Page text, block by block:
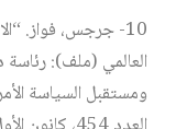
10- جرجس، فواز.
العالمي (ملف): رئاسة
ومستقبل السياسة